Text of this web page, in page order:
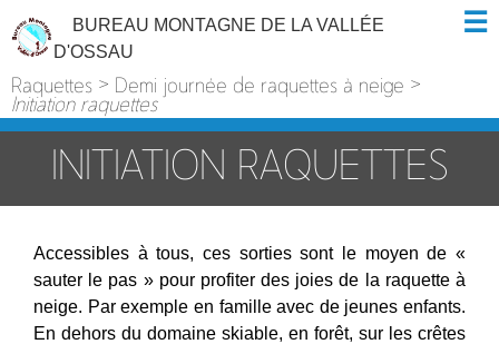
BUREAU MONTAGNE DE LA VALLÉE
D'OSSAU
Raquettes > Demi journée de raquettes à neige >
Initiation raquettes
INITIATION RAQUETTES
Accessibles à tous, ces sorties sont le moyen de «
sauter le pas » pour profiter des joies de la raquette à
neige. Par exemple en famille avec de jeunes enfants.
En dehors du domaine skiable, en forêt, sur les crêtes